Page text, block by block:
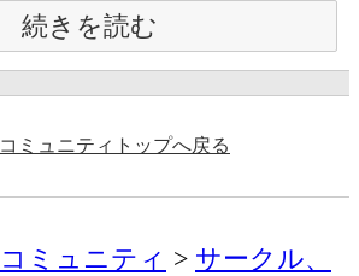
続きを読む
コミュニティトップへ戻る
コミュニティ
サークル、